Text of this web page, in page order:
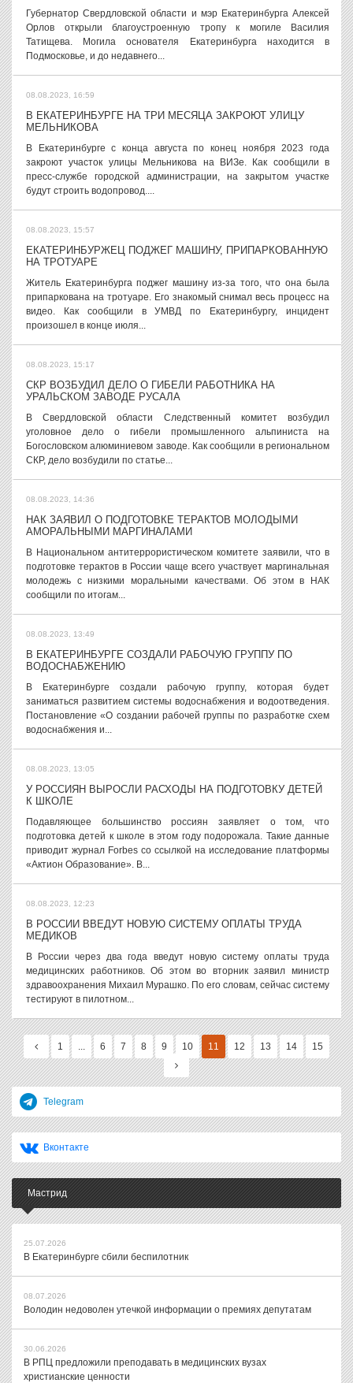
Губернатор Свердловской области и мэр Екатеринбурга Алексей
Орлов открыли благоустроенную тропу к могиле Василия
Татищева. Могила основателя Екатеринбурга находится в
Подмосковье, и до недавнего...
08.08.2023, 16:59
В ЕКАТЕРИНБУРГЕ НА ТРИ МЕСЯЦА ЗАКРОЮТ УЛИЦУ
МЕЛЬНИКОВА
В Екатеринбурге с конца августа по конец ноября 2023 года
закроют участок улицы Мельникова на ВИЗе. Как сообщили в
пресс-службе городской администрации, на закрытом участке
будут строить водопровод....
08.08.2023, 15:57
ЕКАТЕРИНБУРЖЕЦ ПОДЖЕГ МАШИНУ, ПРИПАРКОВАННУЮ
НА ТРОТУАРЕ
Житель Екатеринбурга поджег машину из-за того, что она была
припаркована на тротуаре. Его знакомый снимал весь процесс на
видео. Как сообщили в УМВД по Екатеринбургу, инцидент
произошел в конце июля...
08.08.2023, 15:17
СКР ВОЗБУДИЛ ДЕЛО О ГИБЕЛИ РАБОТНИКА НА
УРАЛЬСКОМ ЗАВОДЕ РУСАЛА
В Свердловской области Следственный комитет возбудил
уголовное дело о гибели промышленного альпиниста на
Богословском алюминиевом заводе. Как сообщили в региональном
СКР, дело возбудили по статье...
08.08.2023, 14:36
НАК ЗАЯВИЛ О ПОДГОТОВКЕ ТЕРАКТОВ МОЛОДЫМИ
АМОРАЛЬНЫМИ МАРГИНАЛАМИ
В Национальном антитеррористическом комитете заявили, что в
подготовке терактов в России чаще всего участвует маргинальная
молодежь с низкими моральными качествами. Об этом в НАК
сообщили по итогам...
08.08.2023, 13:49
В ЕКАТЕРИНБУРГЕ СОЗДАЛИ РАБОЧУЮ ГРУППУ ПО
ВОДОСНАБЖЕНИЮ
В Екатеринбурге создали рабочую группу, которая будет
заниматься развитием системы водоснабжения и водоотведения.
Постановление «О создании рабочей группы по разработке схем
водоснабжения и...
08.08.2023, 13:05
У РОССИЯН ВЫРОСЛИ РАСХОДЫ НА ПОДГОТОВКУ ДЕТЕЙ
К ШКОЛЕ
Подавляющее большинство россиян заявляет о том, что
подготовка детей к школе в этом году подорожала. Такие данные
приводит журнал Forbes со ссылкой на исследование платформы
«Актион Образование». В...
08.08.2023, 12:23
В РОССИИ ВВЕДУТ НОВУЮ СИСТЕМУ ОПЛАТЫ ТРУДА
МЕДИКОВ
В России через два года введут новую систему оплаты труда
медицинских работников. Об этом во вторник заявил министр
здравоохранения Михаил Мурашко. По его словам, сейчас систему
тестируют в пилотном...
1 ... 6 7 8 9 10 11 12 13 14 15
Telegram
Вконтакте
Мастрид
25.07.2026
В Екатеринбурге сбили беспилотник
08.07.2026
Володин недоволен утечкой информации о премиях депутатам
30.06.2026
В РПЦ предложили преподавать в медицинских вузах
христианские ценности